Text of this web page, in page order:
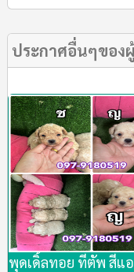
ประกาศอื่นๆของ
พุดเดิ้ลทอย ทีตัพ สีแ